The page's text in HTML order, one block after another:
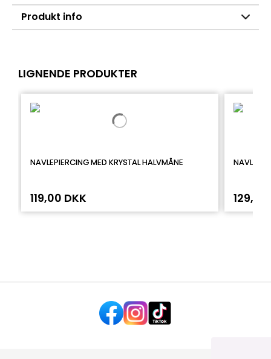
Produkt info
LIGNENDE PRODUKTER
NAVLEPIERCING MED KRYSTAL HALVMÅNE
119,00 DKK 129,00